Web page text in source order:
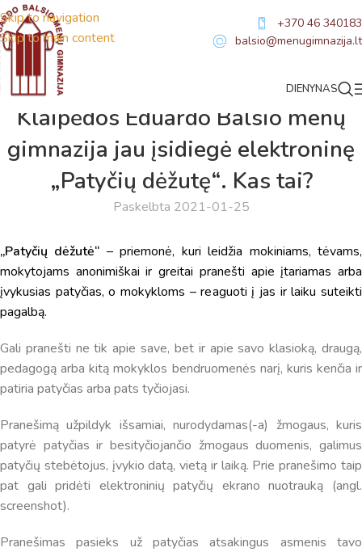
Skip to navigation
Skip to main content
+370 46 340183
balsio@menugimnazija.lt
DIENYNAS
Klaipėdos Eduardo Balsio menų
gimnazija jau įsidiegė elektroninę
„Patyčių dėžutę“. Kas tai?
Paskelbta 2021-01-25
„Patyčių dėžutė“ – priemonė, kuri leidžia mokiniams, tėvams,
mokytojams anonimiškai ir greitai pranešti apie įtariamas arba
įvykusias patyčias, o mokykloms – reaguoti į jas ir laiku suteikti
pagalbą.
Gali pranešti ne tik apie save, bet ir apie savo klasioką, draugą,
pedagogą arba kitą mokyklos bendruomenės narį, kuris kenčia ir
patiria patyčias arba pats tyčiojasi.
Pranešimą užpildyk išsamiai, nurodydamas(-a) žmogaus, kuris
patyrė patyčias ir besityčiojančio žmogaus duomenis, galimus
patyčių stebėtojus, įvykio datą, vietą ir laiką. Prie pranešimo taip
pat gali pridėti elektroninių patyčių ekrano nuotrauką (angl.
screenshot).
Pranešimas pasieks už patyčias atsakingus asmenis tavo
Virtualus asistentas E. Balsio gimnazijos DI
Sveiki! Taip, aš esu virtualus. Tačiau dirbtinis intelektas
suteikia man galimybę ne tik analizuoti Jūsų klausimą, bet
dar tobulai atsimenu visą šioje svetainėje pateiktą
Jums reikiamus kontaktus, kur galėsite pasiklausti
atsakingo specialisto.
Taigi... kuo galėčiau Jums padėti?